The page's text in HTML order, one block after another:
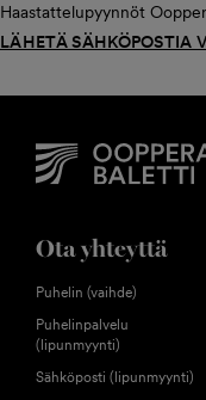
Haastattelupyynnöt
LÄHETÄ SÄHKÖPOSTIA
Ota yhteyttä
Puhelin (vaihde)
Puhelinpalvelu
(lipunmyynti)
Sähköposti (lipunmyynti)